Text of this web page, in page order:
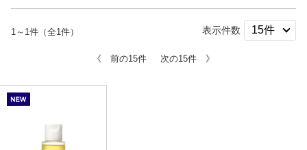
1～1件（全1件） 表示件数
《 前の15件 次の15件 》